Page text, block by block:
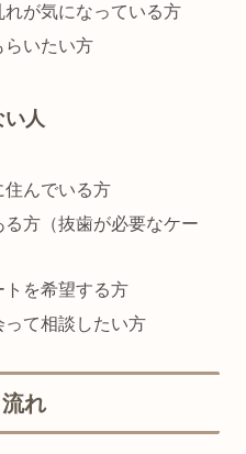
が気になっている方
らいたい方
人
住んでいる方
方（抜歯が必要なケー
トを希望する方
て相談したい方
れ